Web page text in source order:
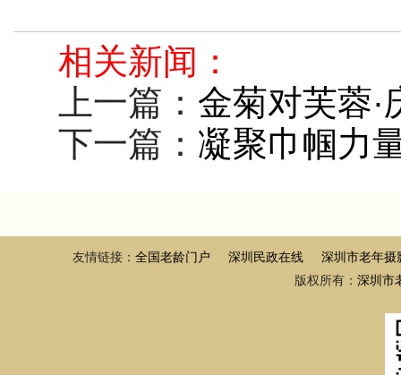
相关新闻：
上一篇： 金菊对芙蓉·
下一篇： 凝聚巾帼力
友情链接： 全国老龄门户 深圳民政在线
深圳市老年摄
版权所有： 深圳市